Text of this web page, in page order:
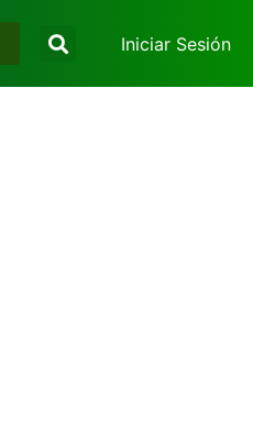
Iniciar Sesión